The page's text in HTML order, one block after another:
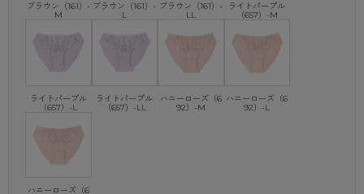
※商品画像はできる限り実物の色に近づけるよう調整しておりますが、
実物と色味が異なる場合がございます。
ブラウン（161）-
M
ブラウン（161）-
L
ブラウン（161）-
LL
ライトパープル
（657）-M
ライトパープル
（657）-L
ライトパープル
（657）-LL
ハニーローズ（6
92）-M
ハニーローズ（6
92）-L
ハニーローズ（6